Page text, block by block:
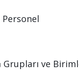
Grupları ve